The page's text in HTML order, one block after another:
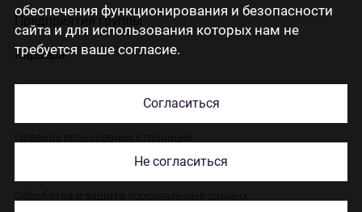
обеспечения функционирования и безопасности
сайта и для использования которых нам не
требуется ваше согласие.
Согласиться
Не согласиться
Предприятия группы
Карьера
Контакты
Использование cookies